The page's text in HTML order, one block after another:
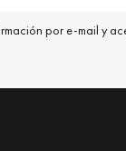
por e-mail y